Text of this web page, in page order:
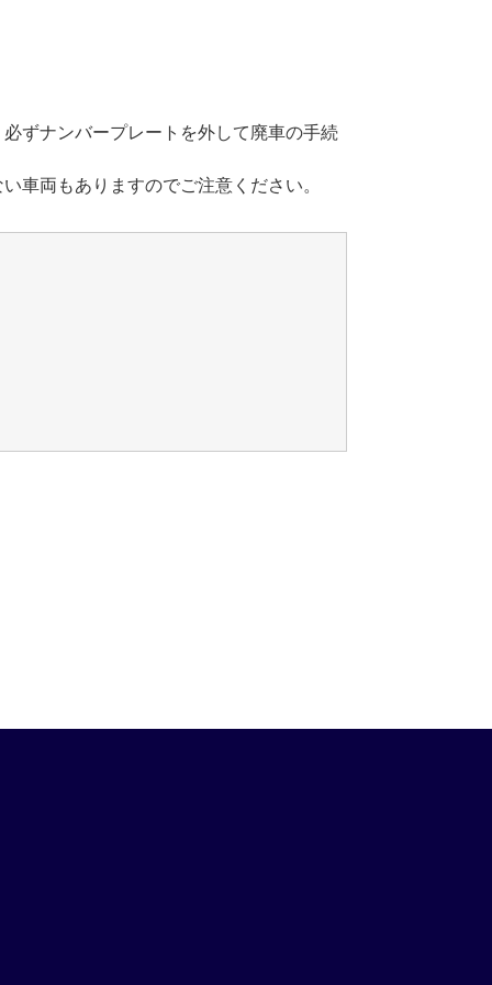
ずナンバープレートを外して廃車の手続
車両もありますのでご注意ください。